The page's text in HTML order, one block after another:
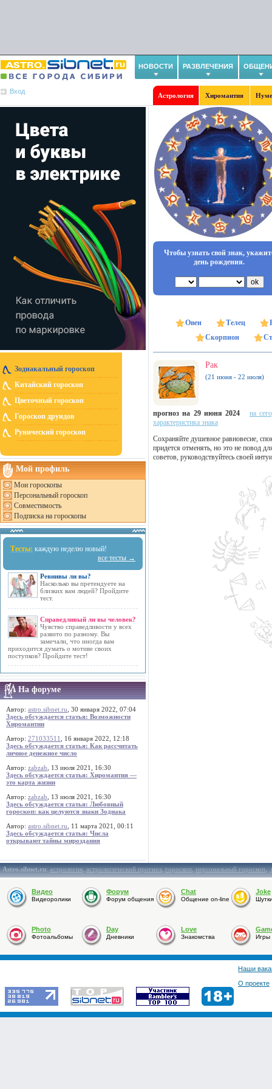
НОВОСТИ РАЗВЛЕЧЕНИЯ
Вход
Астрология Хиромантия
Зодиакальный гороскоп
Китайский гороскоп
Цветочный гороскоп
Гороскоп друидов
Рунический гороскоп
Мой профиль
Мои гороскопы
Персональный гороскоп
Совместимость
Подписка на гороскопы
Тесты: каждую неделю новый!
все тесты →
Ревнивы ли вы?
Насколько вы претендуете на
близких вам людей? Пройдите
тест.
Справедливый ли вы человек?
Чувство справедливости у всех
развито по разному. Вы
замечали, что иногда вам
приходится думать о мотиве своих
поступков? Пройдите тест!
На форуме
Автор: astro.sibnet.ru , 30 января 2022, 07:04
Здесь обсуждается статья: Возможности
Хиромантии
Автор: 271033511
, 16 января 2022, 12:18
Здесь обсуждается статья: Как рассчитать
личное денежное число
Автор: zabzab , 13 июля 2021, 16:30
Здесь обсуждается статья: Хиромантия —
это карта жизни
Автор: zabzab , 13 июля 2021, 16:30
Здесь обсуждается статья: Любовный
гороскоп: как целуются знаки Зодиака
Автор: astro.sibnet.ru , 11 марта 2021, 00:11
Здесь обсуждается статья: Числа
открывают тайны мироздания
Чтобы узнать свой знак,
день рождения.
Овен Телец
Скорпион
Рак
(21 июня - 22 июля)
прогноз на 29 июня 2024
на
характеристика знака
Сохраняйте душевное равновесие,
придется отменять, но это не повод
советов, руководствуйтесь своей
Astro.sibnet.ru:астрология,астрологический прогноз,гороскоп,персональный гороскоп,
Видео
Видеоролики
Форум
Форум общения
Chat
Общение on-line
Joke
Photo
Фотоальбомы
Day
Дневники
Love
Знакомства Игры
Наши
О проекте